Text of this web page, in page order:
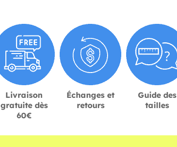
Livraison
gratuite dès
60€
Échanges et
retours
Guide des
tailles